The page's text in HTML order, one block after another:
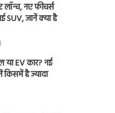
लॉन्च, नए फीचर्स
SUV, जानें क्या है
EV कार? नई
किसमें है ज्यादा